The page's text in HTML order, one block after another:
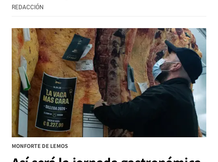
REDACCIÓN
MONFORTE DE LEMOS